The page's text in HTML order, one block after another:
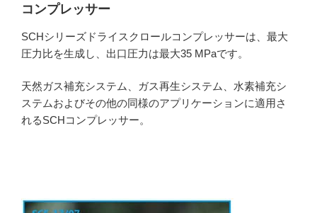
コンプレッサー
SCHシリーズドライスクロールコンプレッサーは、最大
圧力比を生成し、出口圧力は最大35 MPaです。
天然ガス補充システム、ガス再生システム、水素補充シ
ステムおよびその他の同様のアプリケーションに適用さ
れるSCHコンプレッサー。